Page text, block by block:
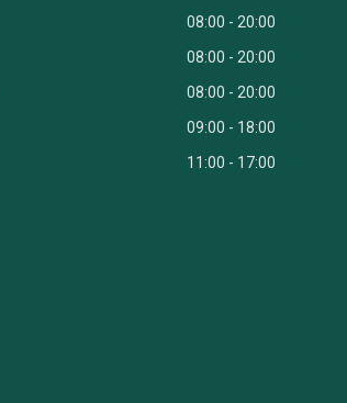
08:00
20:00
08:00
20:00
08:00
20:00
09:00
18:00
11:00 17:00